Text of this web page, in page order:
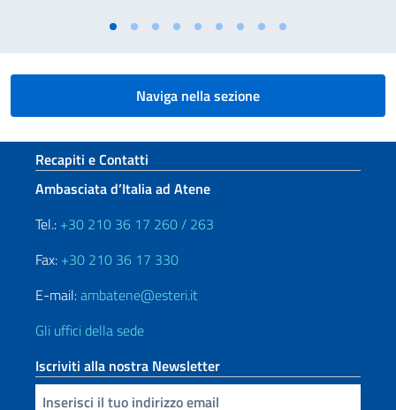
Naviga nella sezione
Sezione footer
Recapiti e Contatti
Ambasciata d’Italia ad Atene
Tel.: +30 210 36 17 260 / 263
Fax: +30 210 36 17 330
E-mail:ambatene@esteri.it
Gli uffici della sede
Iscriviti alla nostra Newsletter
Inserisci la tua email